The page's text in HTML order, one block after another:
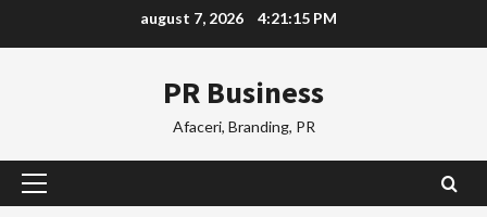
august 7, 2026 4:21:16 PM
PR Business
Afaceri, Branding, PR
Primary